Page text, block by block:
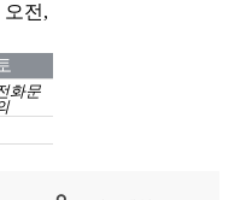
전,
화문